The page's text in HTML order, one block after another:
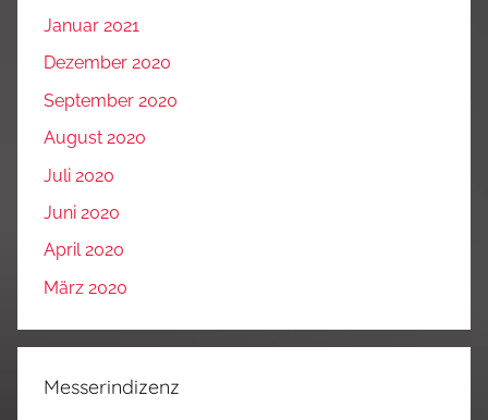
Januar 2021
Dezember 2020
September 2020
August 2020
Juli 2020
Juni 2020
April 2020
März 2020
Messerindizenz